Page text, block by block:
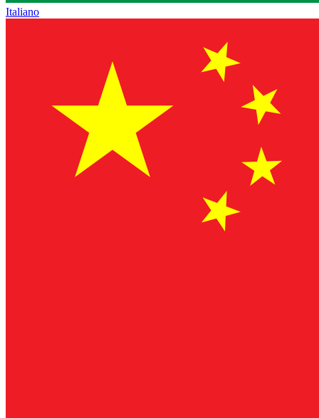
Italiano